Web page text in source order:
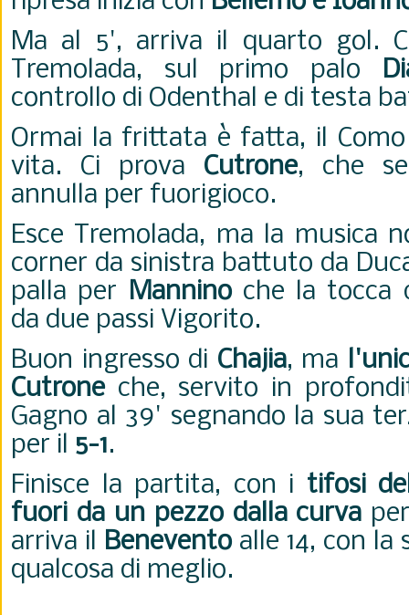
Ma al 5', arriva il quarto gol.
Tremolada, sul primo palo
controllo di Odenthal e di testa
Ormai la frittata è fatta, il
vita. Ci prova Cutrone, che
annulla per fuorigioco.
Esce Tremolada, ma la musica
corner da sinistra battuto da
palla per Manninoche la tocca
da due passi Vigorito.
Buon ingresso di Chajia, ma
Cutroneche, servito in
Gagno al 39' segnando la sua
per il 5-1.
Finisce la partita, con i tifosi
fuori da un pezzo dalla curva
arriva il Beneventoalle 14, con la
qualcosa di meglio.